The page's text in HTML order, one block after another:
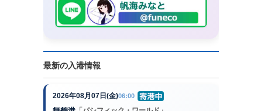
最新の入港情報
2026年08月07日(金)06:00